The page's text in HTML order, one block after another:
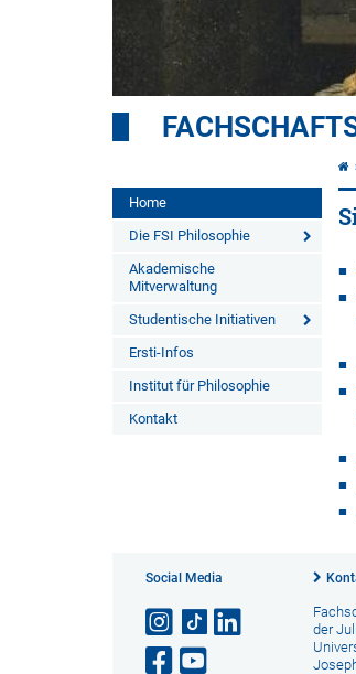
Home
Die FSI Philosophie
Akademische
Mitverwaltung
Studentische Initiativen
Ersti-Infos
Institut für Philosophie
Kontakt
Social Media
der